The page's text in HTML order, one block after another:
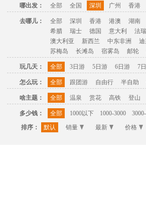
哪出发：
全部 全国 深圳 广州 香港
去哪儿： 全部 深圳 香港 港澳 湖南
希腊
瑞士 德国 意大利 法
澳大利亚
新西兰 中东非洲 迪
苏梅岛
长滩岛 宿雾岛 邮轮
玩几天： 全部 3日游 5日游 6日游 7
怎么玩： 全部 跟团游 自由行 半自助
啥主题： 全部 温泉 赏花 高铁 登山
多少钱： 全部 1000以下 1000-3000
排序：
默认 销量 最新 价格